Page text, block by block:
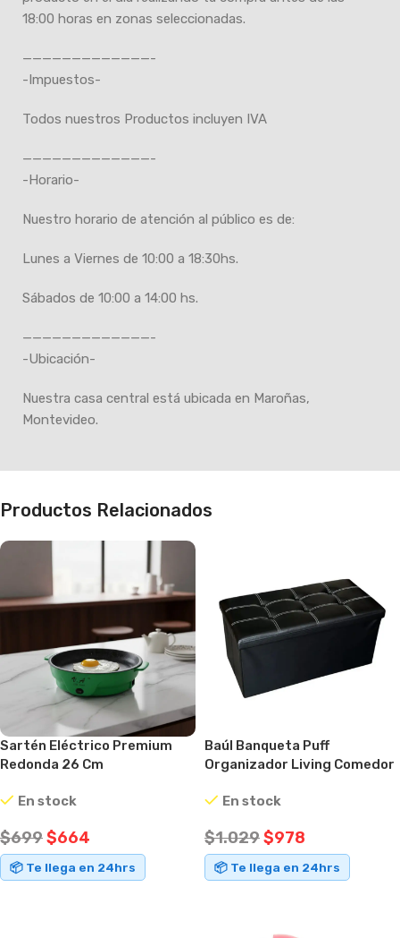
18:00 horas en zonas seleccionadas.
—————————————-
-Impuestos-
Todos nuestros Productos incluyen IVA
—————————————-
-Horario-
Nuestro horario de atención al público es de:
Lunes a Viernes de 10:00 a 18:30hs.
Sábados de 10:00 a 14:00 hs.
—————————————-
-Ubicación-
Nuestra casa central está ubicada en Maroñas,
Montevideo.
Productos Relacionados
Sartén Eléctrico Premium
Redonda 26 Cm
En stock
$699$664
📦 Te llega en 24hrs
Baúl Banqueta Puff
Organizador Living Comedor
Plegable
En stock
$1.029$978
📦 Te llega en 24hrs